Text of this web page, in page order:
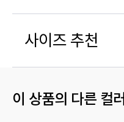
사이즈 추천
이 상품의 다른 컬러